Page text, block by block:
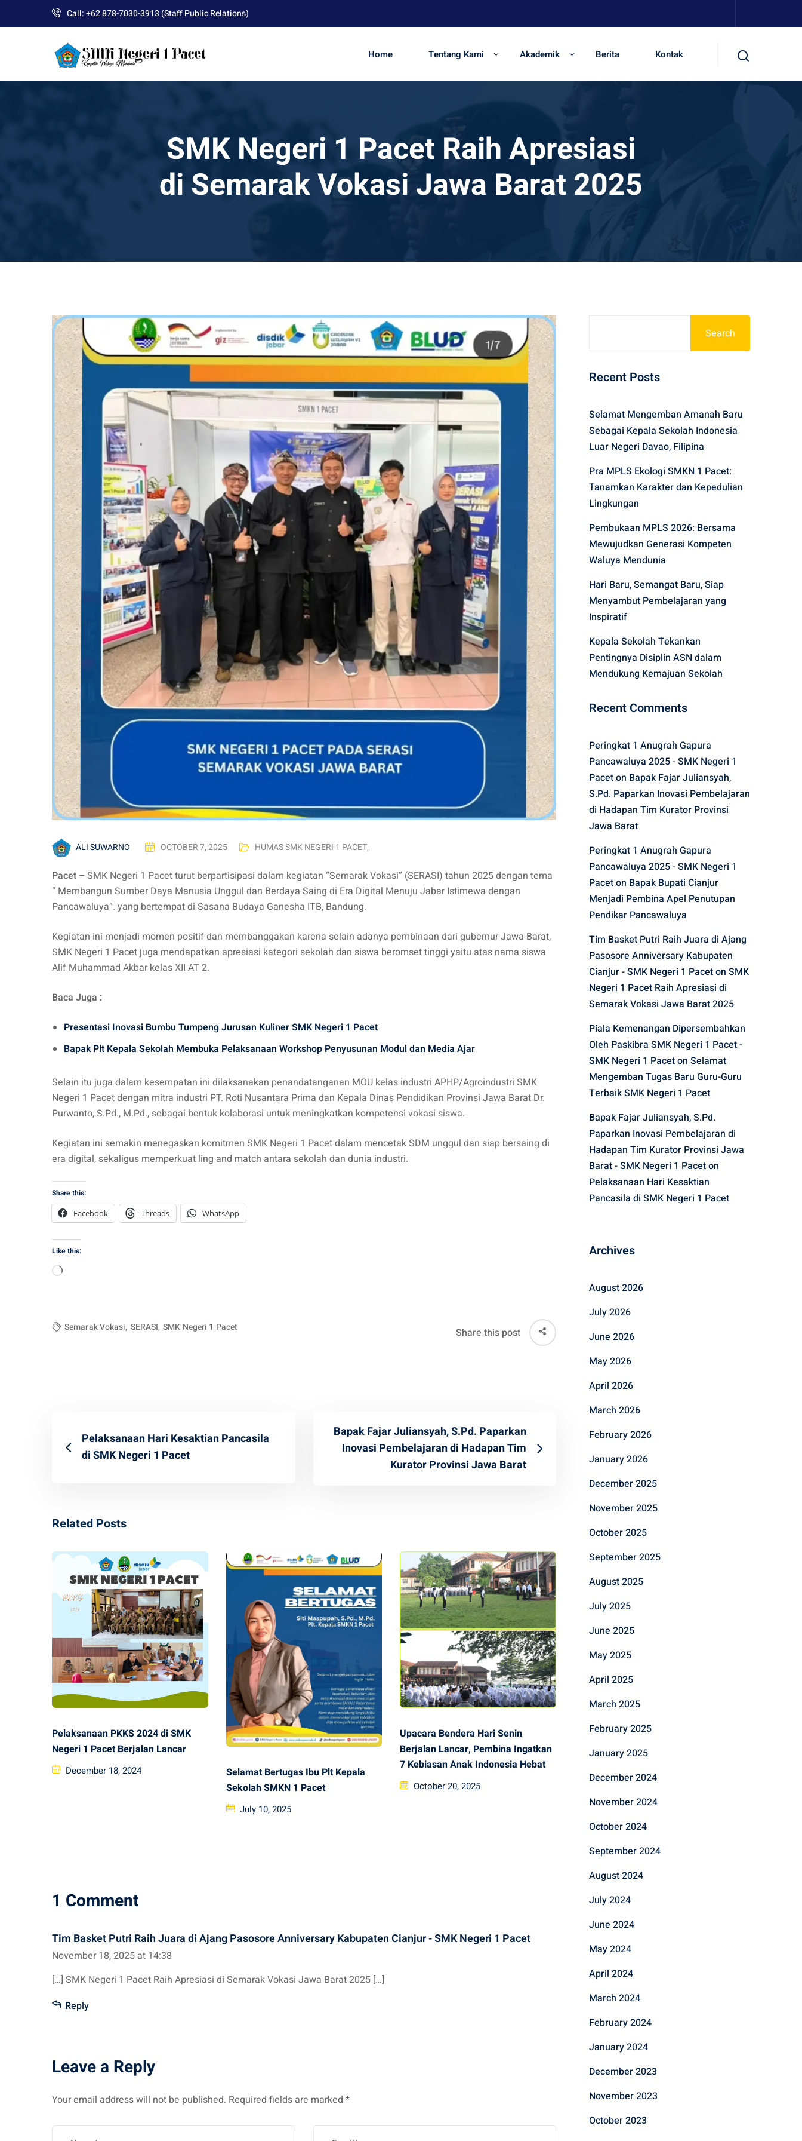
Call: +62 878-7030-3913 (Staff Public Relations)
Home Tentang Kami Akademik Berita Kontak
SMK Negeri 1 Pacet Raih Apresiasi
di Semarak Vokasi Jawa Barat 2025
ALI SUWARNO OCTOBER 7, 2025 HUMAS SMK NEGERI 1 PACET,
Pacet – SMK Negeri 1 Pacet turut berpartisipasi dalam kegiatan “Semarak Vokasi” (SERASI) tahun 2025 dengan tema
“ Membangun Sumber Daya Manusia Unggul dan Berdaya Saing di Era Digital Menuju Jabar Istimewa dengan
Pancawaluya”. yang bertempat di Sasana Budaya Ganesha ITB, Bandung.
Kegiatan ini menjadi momen positif dan membanggakan karena selain adanya pembinaan dari gubernur Jawa Barat,
SMK Negeri 1 Pacet juga mendapatkan apresiasi kategori sekolah dan siswa beromset tinggi yaitu atas nama siswa
Alif Muhammad Akbar kelas XII AT 2.
Baca Juga :
Presentasi Inovasi Bumbu Tumpeng Jurusan Kuliner SMK Negeri 1 Pacet
Bapak Plt Kepala Sekolah Membuka Pelaksanaan Workshop Penyusunan Modul dan Media Ajar
Selain itu juga dalam kesempatan ini dilaksanakan penandatanganan MOU kelas industri APHP/Agroindustri SMK
Negeri 1 Pacet dengan mitra industri PT. Roti Nusantara Prima dan Kepala Dinas Pendidikan Provinsi Jawa Barat Dr.
Purwanto, S.Pd., M.Pd., sebagai bentuk kolaborasi untuk meningkatkan kompetensi vokasi siswa.
Kegiatan ini semakin menegaskan komitmen SMK Negeri 1 Pacet dalam mencetak SDM unggul dan siap bersaing di
era digital, sekaligus memperkuat ling and match antara sekolah dan dunia industri.
Share this:
Facebook
Threads WhatsApp
Like this:
Loading…
Semarak Vokasi, SERASI, SMK Negeri 1 Pacet Share this post
Pelaksanaan Hari Kesaktian Pancasila
di SMK Negeri 1 Pacet
Bapak Fajar Juliansyah, S.Pd. Paparkan
Inovasi Pembelajaran di Hadapan Tim
Kurator Provinsi Jawa Barat
Related Posts
Pelaksanaan PKKS 2024 di SMK
Negeri 1 Pacet Berjalan Lancar
Posted
December 18, 2024
Selamat Bertugas Ibu Plt Kepala
Sekolah SMKN 1 Pacet
Posted
July 10, 2025
Upacara Bendera Hari Senin
Berjalan Lancar, Pembina Ingatkan
7 Kebiasan Anak Indonesia Hebat
Posted
October 20, 2025
1 Comment
Tim Basket Putri Raih Juara di Ajang Pasosore Anniversary Kabupaten Cianjur - SMK Negeri 1 Pacet
November 18, 2025 at 14:38
[…] SMK Negeri 1 Pacet Raih Apresiasi di Semarak Vokasi Jawa Barat 2025 […]
Reply
Leave a Reply
Your email address will not be published. Required fields are marked *
Search
Recent Posts
Selamat Mengemban Amanah Baru
Sebagai Kepala Sekolah Indonesia
Luar Negeri Davao, Filipina
Pra MPLS Ekologi SMKN 1 Pacet:
Tanamkan Karakter dan Kepedulian
Lingkungan
Pembukaan MPLS 2026: Bersama
Mewujudkan Generasi Kompeten
Waluya Mendunia
Hari Baru, Semangat Baru, Siap
Menyambut Pembelajaran yang
Inspiratif
Kepala Sekolah Tekankan
Pentingnya Disiplin ASN dalam
Mendukung Kemajuan Sekolah
Recent Comments
Peringkat 1 Anugrah Gapura
Pancawaluya 2025 - SMK Negeri 1
Paceton Bapak Fajar Juliansyah,
S.Pd. Paparkan Inovasi Pembelajaran
di Hadapan Tim Kurator Provinsi
Jawa Barat
Peringkat 1 Anugrah Gapura
Pancawaluya 2025 - SMK Negeri 1
Paceton Bapak Bupati Cianjur
Menjadi Pembina Apel Penutupan
Pendikar Pancawaluya
Tim Basket Putri Raih Juara di Ajang
Pasosore Anniversary Kabupaten
Cianjur - SMK Negeri 1 Paceton SMK
Negeri 1 Pacet Raih Apresiasi di
Semarak Vokasi Jawa Barat 2025
Piala Kemenangan Dipersembahkan
Oleh Paskibra SMK Negeri 1 Pacet -
SMK Negeri 1 Paceton Selamat
Mengemban Tugas Baru Guru-Guru
Terbaik SMK Negeri 1 Pacet
Bapak Fajar Juliansyah, S.Pd.
Paparkan Inovasi Pembelajaran di
Hadapan Tim Kurator Provinsi Jawa
Barat - SMK Negeri 1 Paceton
Pelaksanaan Hari Kesaktian
Pancasila di SMK Negeri 1 Pacet
Archives
August 2026
July 2026
June 2026
May 2026
April 2026
March 2026
February 2026
January 2026
December 2025
November 2025
October 2025
September 2025
August 2025
July 2025
June 2025
May 2025
April 2025
March 2025
February 2025
January 2025
December 2024
November 2024
October 2024
September 2024
August 2024
July 2024
June 2024
May 2024
April 2024
March 2024
February 2024
January 2024
December 2023
November 2023
October 2023